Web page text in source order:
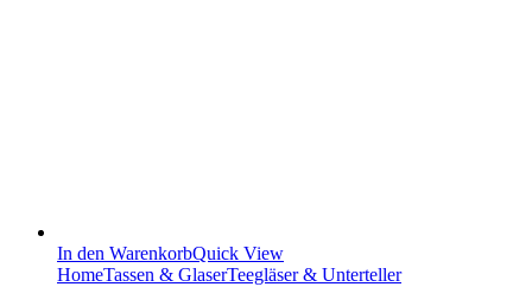
In den WarenkorbQuick View
HomeTassen & GlaserTeegläser & Unterteller